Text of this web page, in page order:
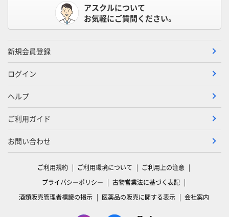
アスクルについて
お気軽にご質問ください。
新規会員登録
ログイン
ヘルプ
ご利用ガイド
お問い合わせ
ご利用規約 ご利用環境について
ご利用上の注意
プライバシーポリシー
古物営業法に基づく表記
酒類販売管理者標識の掲示
医薬品の販売に関する表示 会社案内